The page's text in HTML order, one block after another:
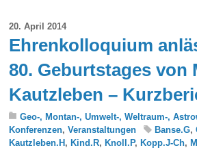
20. April 2014
Ehrenkolloquium
80. Geburtstages von
Kautzleben –
Geo-, Montan-, Umwelt-, Weltraum-,
Konferenzen,Veranstaltungen Banse.G,
Kautzleben.H , Kind.R, Knoll.P, Kopp.J-Ch,